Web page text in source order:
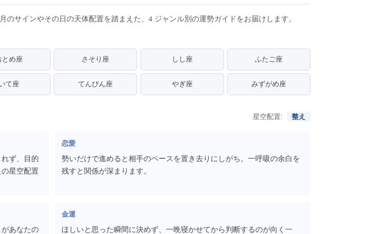
サインやその日の天体配置を踏まえた、4 ジャンル別の運勢ガイドをお届けします。
とめ座 さそり座 しし座 ふたご座
て座 てんびん座 やぎ座 みずがめ座
星空配置: 整え
ず、目的
星空配置
恋愛
勢いだけで進めると相手のペースを置き去りにしがち。一呼吸の余白を
残すと関係が深まります。
あなたの
金運
ほしいと思った瞬間に決めず、一晩寝かせてから判断するのが向く一